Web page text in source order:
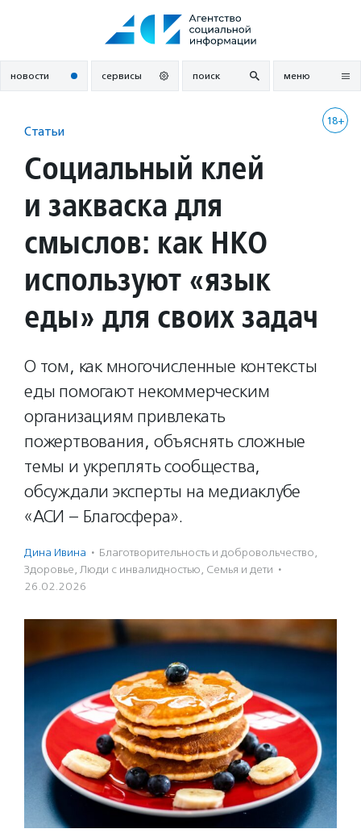
новости сервисы поиск меню
18+
Статьи
Социальный клей
и закваска для
смыслов: как НКО
используют «язык
еды» для своих задач
О том, как многочисленные контексты
еды помогают некоммерческим
организациям привлекать
пожертвования, объяснять сложные
темы и укреплять сообщества,
обсуждали эксперты на медиаклубе
«АСИ – Благосфера».
Дина Ивина · Благотвори­тель­ность и доброволь­чест­во,
Здоровье, Люди с инвалидностью, Семья и дети ·
26.02.2026